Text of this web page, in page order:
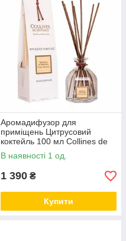
Аромадифузор для
приміщень Цитрусовий
коктейль 100 мл Collines de
Provence
В наявності 1 од.
1 390 ₴
Купити